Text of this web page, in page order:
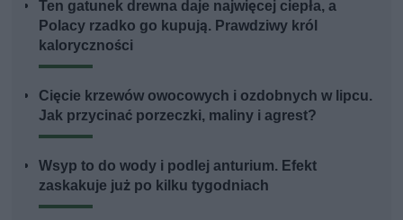
Ten gatunek drewna daje najwięcej ciepła, a
Polacy rzadko go kupują. Prawdziwy król
kaloryczności
Cięcie krzewów owocowych i ozdobnych w lipcu.
Jak przycinać porzeczki, maliny i agrest?
Wsyp to do wody i podlej anturium. Efekt
zaskakuje już po kilku tygodniach